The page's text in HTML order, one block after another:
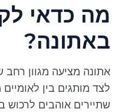
מה כדאי
באתונה?
אתונה מציעה מגוון רחב
לצד מותגים בין לאומיים
שתיירים אוהבים לרכוש